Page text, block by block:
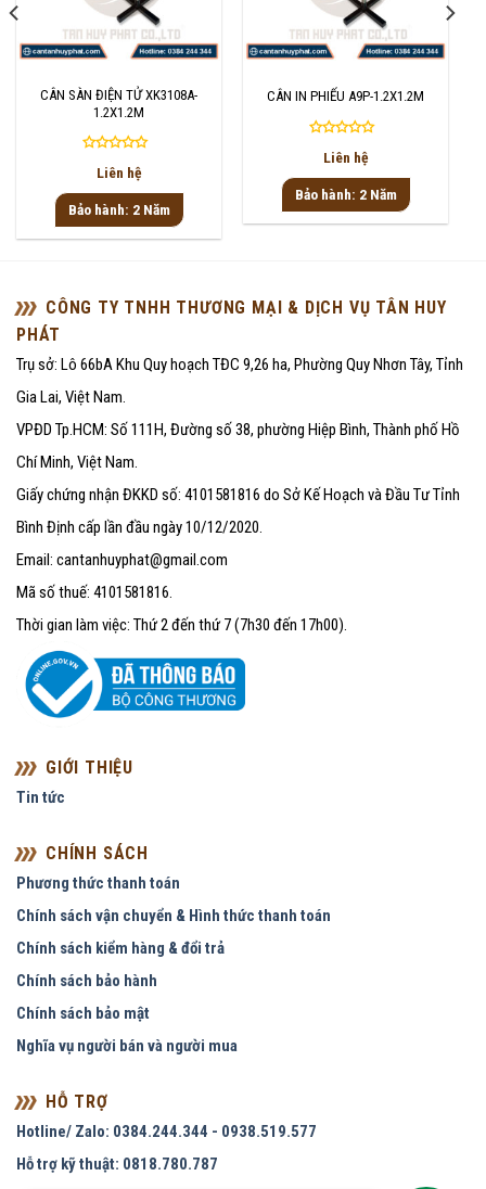
CÂN SÀN ĐIỆN TỬ XK3108A-
1.2X1.2M
Được
hạng
0
5
Liên hệ
Bảo hành: 2 Năm
CÂN IN PHIẾU A9P-1.2X1.2M
Được
hạng
0
5
Liên hệ
Bảo hành: 2 Năm
CÔNG TY TNHH THƯƠNG MẠI & DỊCH VỤ TÂN HUY
PHÁT
Trụ sở: Lô 66bA Khu Quy hoạch TĐC 9,26 ha, Phường Quy Nhơn Tây, Tỉnh
Gia Lai, Việt Nam.
VPĐD Tp.HCM: Số 111H, Đường số 38, phường Hiệp Bình, Thành phố Hồ
Chí Minh, Việt Nam.
Giấy chứng nhận ĐKKD số: 4101581816 do Sở Kế Hoạch và Đầu Tư Tỉnh
Bình Định cấp lần đầu ngày 10/12/2020.
Email: cantanhuyphat@gmail.com
Mã số thuế: 4101581816.
Thời gian làm việc: Thứ 2 đến thứ 7 (7h30 đến 17h00).
GIỚI THIỆU
Tin tức
CHÍNH SÁCH
Phương thức thanh toán
Chính sách vận chuyển & Hình thức thanh toán
Chính sách kiểm hàng & đổi trả
Chính sách bảo hành
Chính sách bảo mật
Nghĩa vụ người bán và người mua
HỖ TRỢ
Hotline/ Zalo: 0384.244.344 - 0938.519.577
Hỗ trợ kỹ thuật: 0818.780.787